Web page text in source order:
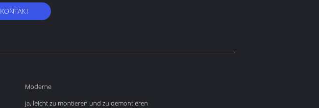
KONTAKT
Moderne
ja, leicht zu montieren und zu demontieren